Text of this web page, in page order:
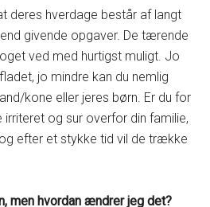
deres hverdage består af langt
givende opgaver. De tærende
ved med hurtigst muligt. Jo
jo mindre kan du nemlig
kone eller jeres børn. Er du for
og sur overfor din familie,
efter et stykke tid vil de trække
men hvordan ændrer jeg det?